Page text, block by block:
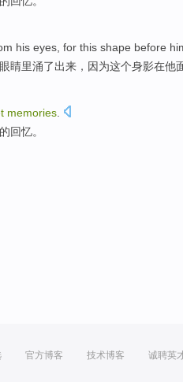
his eyes for this shape before
睛里涌了出来， 因为这个身影在他
memories
回忆。
官方博客 技术博客 诚聘英